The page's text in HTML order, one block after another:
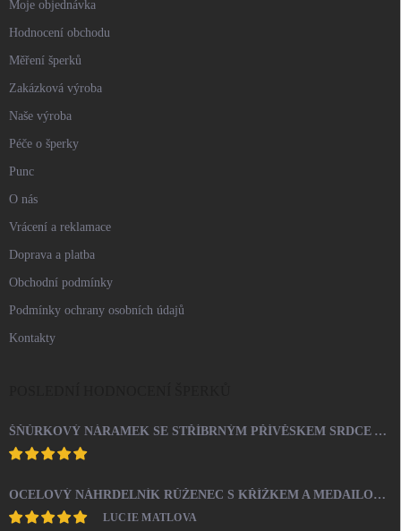
Moje objednávka
Hodnocení obchodu
Měření šperků
Zakázková výroba
Naše výroba
Péče o šperky
Punc
O nás
Vrácení a reklamace
Doprava a platba
Obchodní podmínky
Podmínky ochrany osobních údajů
Kontakty
ŠŇŮRKOVÝ NÁRAMEK SE STŘÍBRNÝM PŘÍVĚSKEM SRDCE A KRYSTALY SWAROVSKI CRYSTAL (STŘÍBRO 925/1000)
OCELOVÝ NÁHRDELNÍK RŮŽENEC S KŘÍŽKEM A MEDAILONEM
LUCIE MATLOVA